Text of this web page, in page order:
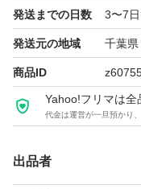
詰替用
発送までの日数 3〜7
発送元の地域 千葉県
商品ID
Yahoo!フリマは全
代金は運営が一旦預かり
出品者